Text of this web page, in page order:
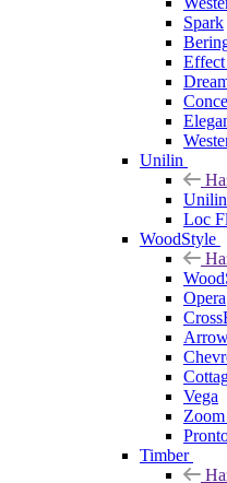
Spark
Unilin
Unilin
Loc
WoodStyle
Opera
Vega
Timber